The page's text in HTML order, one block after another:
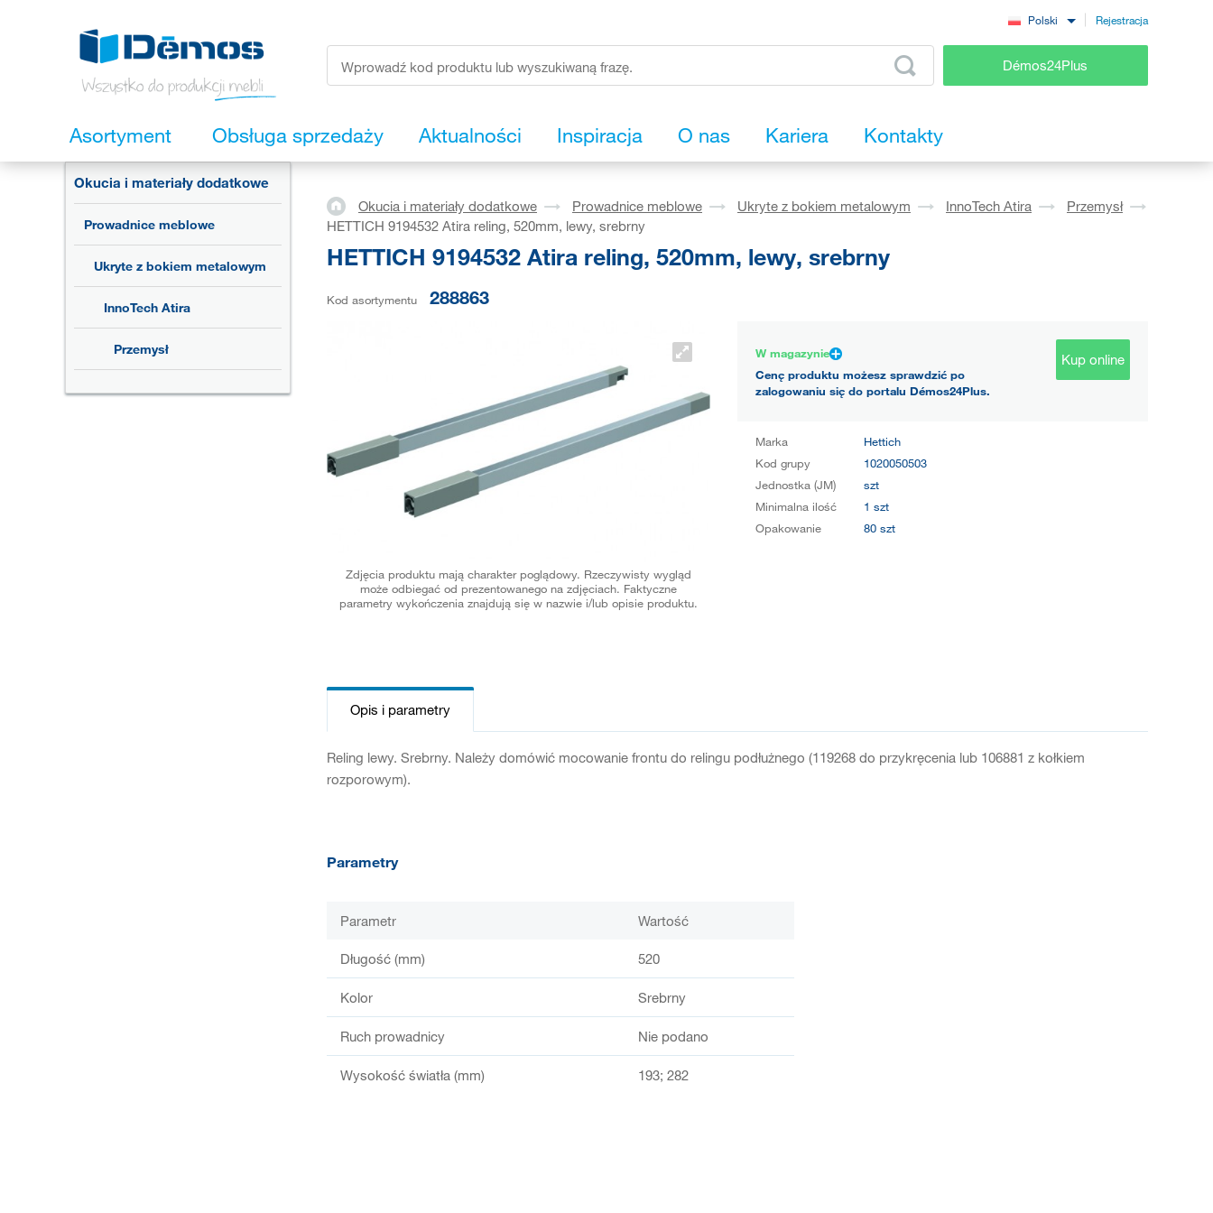
Polski Rejestracja
Démos24Plus
Asortyment Obsługa sprzedaży Aktualności Inspiracja O nas Kariera Kontakty
Okucia i materiały dodatkowe
Prowadnice meblowe
Ukryte z bokiem metalowym
InnoTech Atira
Przemysł
Okucia i materiały dodatkowe Prowadnice meblowe Ukryte z bokiem metalowym InnoTech Atira
Przemysł
HETTICH 9194532 Atira reling, 520mm, lewy, srebrny
HETTICH 9194532 Atira reling, 520mm, lewy, srebrny
Kod asortymentu 288863
Zdjęcia produktu mają charakter poglądowy. Rzeczywisty wygląd
może odbiegać od prezentowanego na zdjęciach. Faktyczne
parametry wykończenia znajdują się w nazwie i/lub opisie produktu.
W magazynie
Cenę produktu możesz sprawdzić po
zalogowaniu się do portalu Démos24Plus.
Kup online
Marka
Hettich
Kod grupy
1020050503
Jednostka (JM)
szt
Minimalna ilość
1 szt
Opakowanie
80 szt
Opis i parametry
Reling lewy. Srebrny. Należy domówić mocowanie frontu do relingu podłużnego (119268 do przykręcenia lub 106881 z kołkiem
rozporowym).
Parametry
Parametr Wartość
Długość (mm) 520
Kolor Srebrny
Ruch prowadnicy Nie podano
Wysokość światła (mm) 193; 282